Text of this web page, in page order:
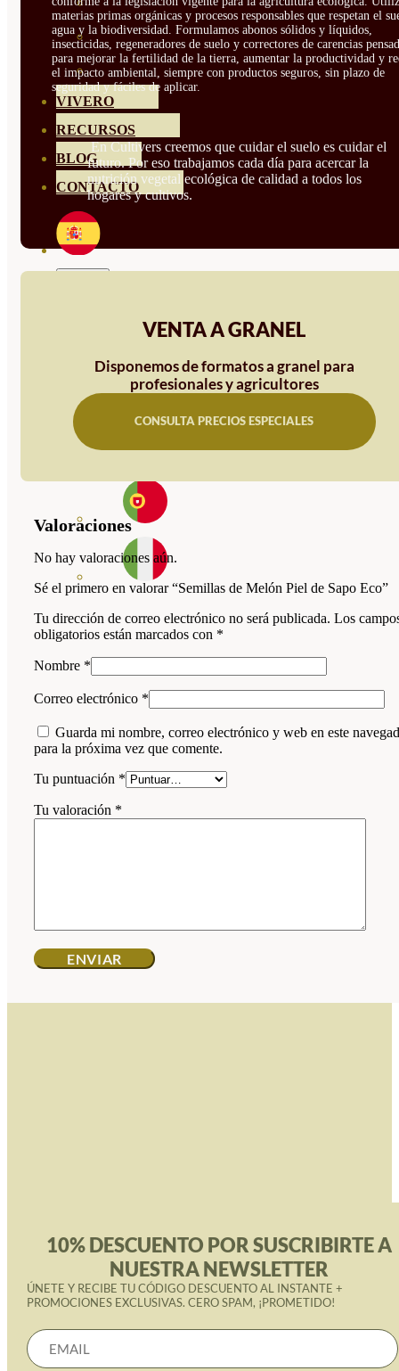
ROSALES
GERANIOS
VIVERO
RECURSOS
BLOG
CONTACTO
materias primas orgánicas y procesos responsables que respetan el
agua y la biodiversidad. Formulamos abonos sólidos y líquidos,
insecticidas, regeneradores de suelo y correctores de carencias
para mejorar la fertilidad de la tierra, aumentar la productividad y
el impacto ambiental, siempre con productos seguros, sin plazo de
seguridad y fáciles de aplicar.
En Cultivers creemos que cuidar el suelo es cuidar el
futuro. Por eso trabajamos cada día para acercar la
nutrición vegetal ecológica de calidad a todos los
hogares y cultivos.
VENTA A GRANEL
Disponemos de formatos a granel para
profesionales y agricultores
CONSULTA PRECIOS ESPECIALES
Valoraciones
No hay valoraciones aún.
Sé el primero en valorar “Semillas de Melón Piel de Sapo Eco”
Tu dirección de correo electrónico no será publicada. Los
obligatorios están marcados con *
Nombre *
Correo electrónico *
Guarda mi nombre, correo electrónico y web en este
para la próxima vez que comente.
Tu puntuación *
Tu valoración *
10% DESCUENTO POR SUSCRIBIRTE A
NUESTRA NEWSLETTER
ÚNETE Y RECIBE TU CÓDIGO DESCUENTO AL INSTANTE +
PROMOCIONES EXCLUSIVAS. CERO SPAM, ¡PROMETIDO!